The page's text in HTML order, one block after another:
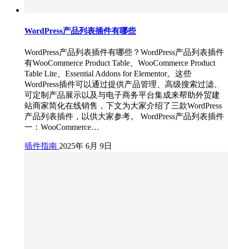
WordPress产品列表插件有哪些
WordPress产品列表插件有哪些？WordPress产品列表插件
有WooCommerce Product Table、WooCommerce Product
Table Lite、Essential Addons for Elementor。这些
WordPress插件可以通过提供产品管理、高级搜索过滤、
可定制产品展示以及与电子商务平台集成来帮助外贸建
站商家简化在线销售，下文为大家介绍了三款WordPress
产品列表插件，以供大家参考。 WordPress产品列表插件
一：WooCommerce…
插件指南 2025年 6月 9日